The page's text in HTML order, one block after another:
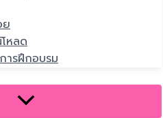
ย
หลด
ารฝึกอบรม